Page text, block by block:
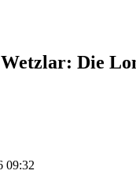
Die
09:32